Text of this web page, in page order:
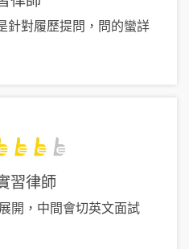
針對履歷提問，問的蠻詳
習律師
開，中間會切英文面試